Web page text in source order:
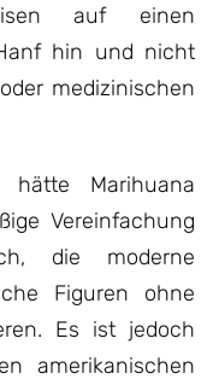
auf einen
hin und nicht
medizinischen
hätte Marihuana
Vereinfachung
die moderne
Figuren ohne
Es ist jedoch
amerikanischen